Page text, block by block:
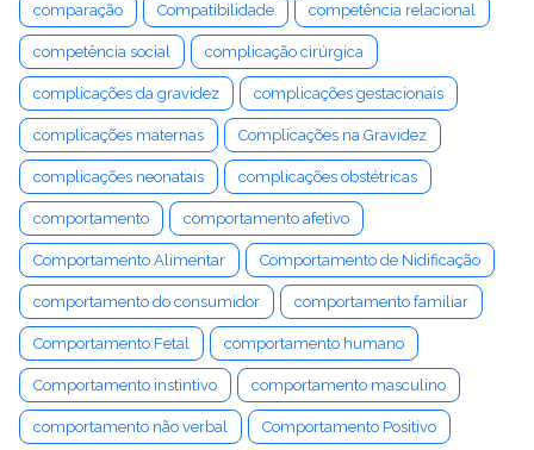
comparação Compatibilidade competência relacional
competência social complicação cirúrgica
complicações da gravidez complicações gestacionais
complicações maternas Complicações na Gravidez
complicações neonatais complicações obstétricas
comportamento comportamento afetivo
Comportamento Alimentar Comportamento de Nidificação
comportamento do consumidor comportamento familiar
Comportamento Fetal comportamento humano
Comportamento instintivo comportamento masculino
comportamento não verbal Comportamento Positivo